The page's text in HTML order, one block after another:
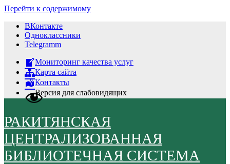
Перейти к содержимому
ВКонтакте
Одноклассники
Telegramm
Мониторинг качества услуг
Карта сайта
Контакты
Версия для слабовидящих
РАКИТЯНСКАЯ
ЦЕНТРАЛИЗОВАННАЯ
БИБЛИОТЕЧНАЯ СИСТЕМА